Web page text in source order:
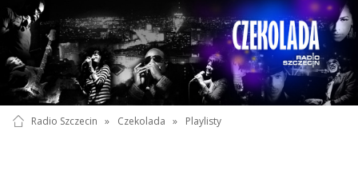
Radio Szczecin » Czekolada » Playlisty